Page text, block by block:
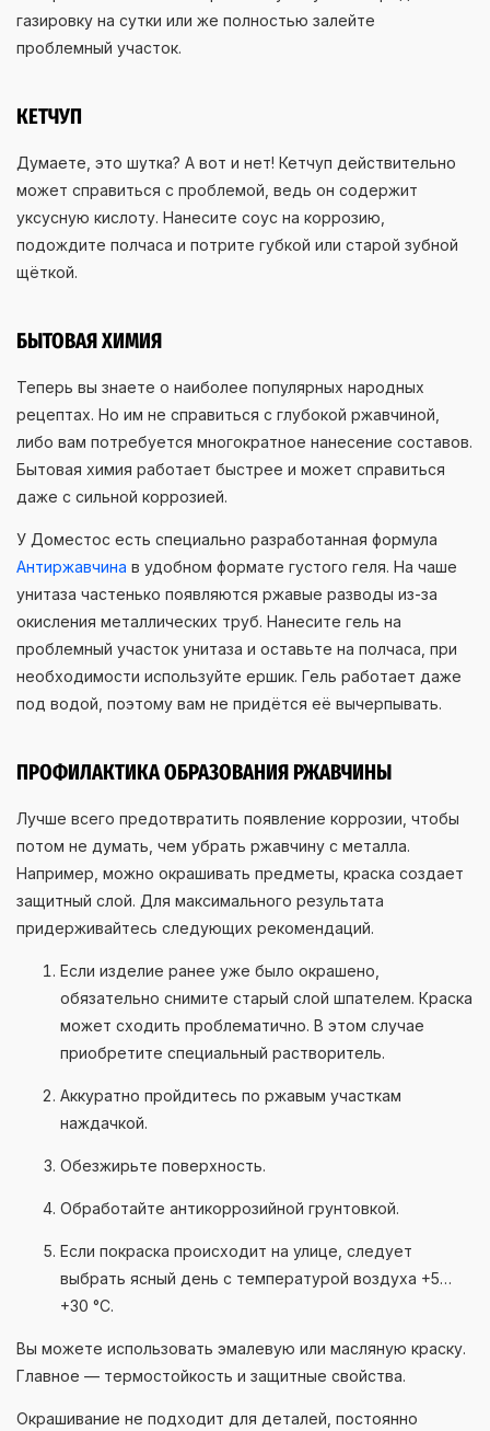
газировку на сутки или же полностью залейте
проблемный участок.
КЕТЧУП
Думаете, это шутка? А вот и нет! Кетчуп действительно
может справиться с проблемой, ведь он содержит
уксусную кислоту. Нанесите соус на коррозию,
подождите полчаса и потрите губкой или старой зубной
щёткой.
БЫТОВАЯ ХИМИЯ
Теперь вы знаете о наиболее популярных народных
рецептах. Но им не справиться с глубокой ржавчиной,
либо вам потребуется многократное нанесение составов.
Бытовая химия работает быстрее и может справиться
даже с сильной коррозией.
У Доместос есть специально разработанная формула
Антиржавчина в удобном формате густого геля. На чаше
унитаза частенько появляются ржавые разводы из-за
окисления металлических труб. Нанесите гель на
проблемный участок унитаза и оставьте на полчаса, при
необходимости используйте ершик. Гель работает даже
под водой, поэтому вам не придётся её вычерпывать.
ПРОФИЛАКТИКА ОБРАЗОВАНИЯ РЖАВЧИНЫ
Лучше всего предотвратить появление коррозии, чтобы
потом не думать, чем убрать ржавчину с металла.
Например, можно окрашивать предметы, краска создает
защитный слой. Для максимального результата
придерживайтесь следующих рекомендаций.
Если изделие ранее уже было окрашено,
обязательно снимите старый слой шпателем. Краска
может сходить проблематично. В этом случае
приобретите специальный растворитель.
Аккуратно пройдитесь по ржавым участкам
наждачкой.
Обезжирьте поверхность.
Обработайте антикоррозийной грунтовкой.
Если покраска происходит на улице, следует
выбрать ясный день с температурой воздуха +5…
+30 °C.
Вы можете использовать эмалевую или масляную краску.
Главное — термостойкость и защитные свойства.
Окрашивание не подходит для деталей, постоянно